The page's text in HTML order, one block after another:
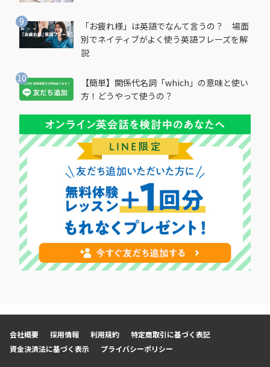
「お疲れ様」は英語でなんて言うの？ 場面
別でネイティブがよく使う英語フレーズを解
説
【簡単】関係代名詞「which」の意味と使い
方！どうやって使うの？
会社概要 採用情報 利用規約
特定商取引に基づく表記
資金決済法に基づく表示
プライバシーポリシー